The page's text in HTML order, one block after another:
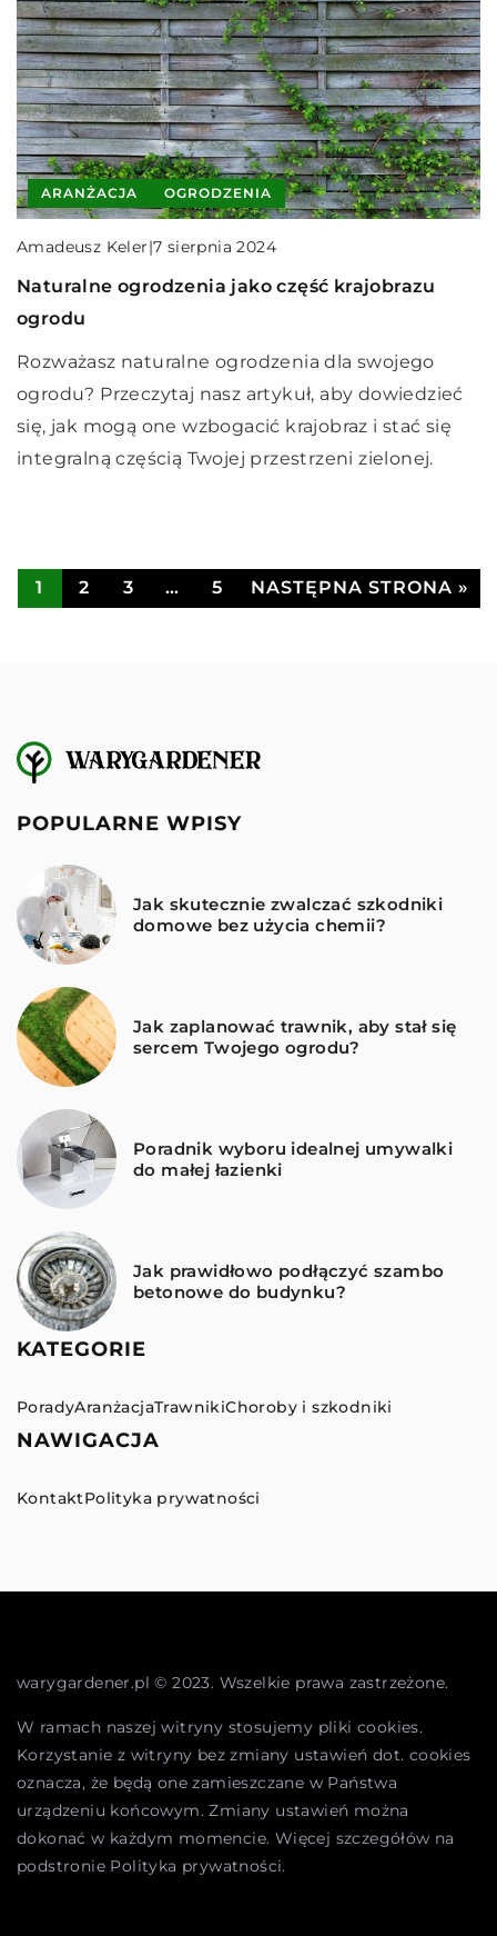
CHOROBY I SZKODNIKI
Jadwiga Wiśniewska|28 marca 2023
Na jakie choroby narażone są rośliny na
balkonie?
Twój balkon jest pięknie przystrojony różnego
typu roślinami? Lubisz się relaksować w
otoczeniu zieleni? Potrzebujesz do tego
zdrowych okazów.
INNE
Redaktor Blue Whale Press|2 stycznia 2026
Innowacyjne rozwiązania w systemach
zmieniają branżę HVAC
technologie dystrybucji ciepła w branży HVAC,
przynosząc korzyści w zakresie wydajności,
efektywności energetycznej i zrównoważonego
rozwoju.
ARANŻACJA OGRODZENIA
Amadeusz Keler|7 sierpnia 2024
Naturalne ogrodzenia jako część krajobrazu
ogrodu
Rozważasz naturalne ogrodzenia dla swojego
ogrodu? Przeczytaj nasz artykuł, aby dowiedzieć
się, jak mogą one wzbogacić krajobraz i stać się
integralną częścią Twojej przestrzeni zielonej.
1 2 3 … 5 NASTĘPNA STRONA »
POPULARNE WPISY
Jak skutecznie zwalczać szkodniki
domowe bez użycia chemii?
Jak zaplanować trawnik, aby stał się
sercem Twojego ogrodu?
Poradnik wyboru idealnej umywalki
do małej łazienki
Jak prawidłowo podłączyć szambo
betonowe do budynku?
KATEGORIE
PoradyAranżacjaTrawnikiChoroby i szkodniki
NAWIGACJA
KontaktPolityka prywatności
warygardener.pl © 2023. Wszelkie prawa zastrzeżone.
W ramach naszej witryny stosujemy pliki cookies.
Korzystanie z witryny bez zmiany ustawień dot. cookies
oznacza, że będą one zamieszczane w Państwa
urządzeniu końcowym. Zmiany ustawień można
dokonać w każdym momencie. Więcej szczegółów na
podstronie Polityka prywatności.